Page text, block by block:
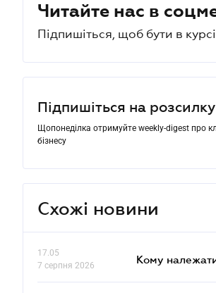
Читайте нас в
Підпишіться, щоб бути в
Підпишіться на розсилку
Щопонеділка отримуйте weekly-digest про
бізнесу
Схожі новини
17.05
7 серпня 2026
Кому